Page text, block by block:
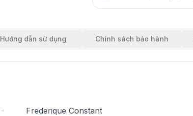
Hướng dẫn sử dụng Chính sách bảo hành
- Frederique Constant